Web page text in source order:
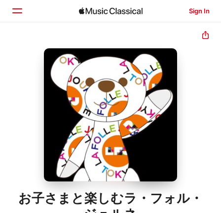
Sign In
Home
Browse
お子さまと楽しむラ・フォル・